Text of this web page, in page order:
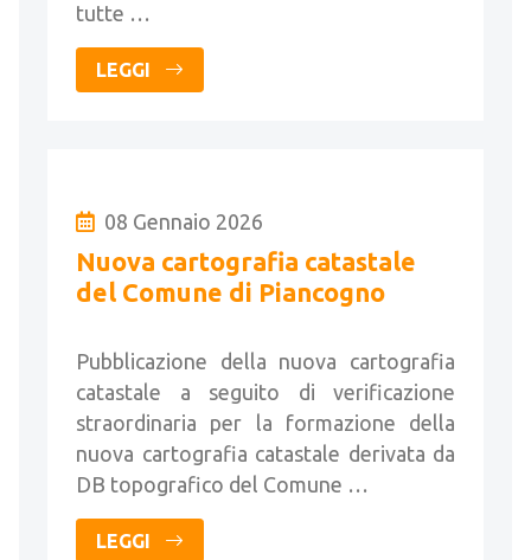
tutte …
LEGGI
08 Gennaio 2026
Nuova cartografia catastale
del Comune di Piancogno
Pubblicazione della nuova cartografia
catastale a seguito di verificazione
straordinaria per la formazione della
nuova cartografia catastale derivata da
DB topografico del Comune …
LEGGI